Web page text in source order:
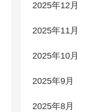
2025年12月
2025年11月
2025年10月
2025年9月
2025年8月